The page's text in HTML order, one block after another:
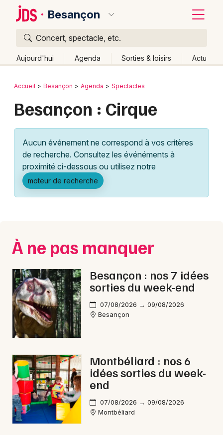
Besançon
Concert, spectacle, etc.
Aujourd'hui Agenda Sorties & loisirs Actu
Publier un événement
Grands événements
Activité & Expérience
Manifestations
Spectacles
Concerts
Sports
Soirées
Sorties famille
Expos
Sorties & loisirs
Cirque dans le Doubs
Bordeaux
Lille
Lyon
Marseille
Nantes
Nice
Paris
Strasbourg
Toulouse
Retour
Accueil Besançon Agenda Spectacles
Besançon : Cirque
Aucun événement ne correspond à vos critères
de recherche. Consultez les événéments à
proximité ci-dessous ou utilisez notre
moteur de recherche
À ne pas manquer
Besançon : nos 7 idées
sorties du week-end
07/08/2026 → 09/08/2026
Besançon
Montbéliard : nos 6
idées sorties du week-
end
07/08/2026 → 09/08/2026
Montbéliard
Quoi ?
Où ?
Partout
Près de moi Changer de lieu
Quand ?
Ce week-end